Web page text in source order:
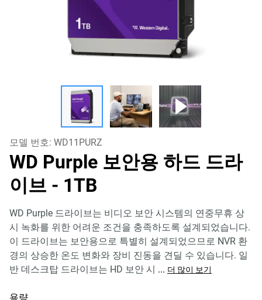
모델 번호: WD11PURZ
WD Purple 보안용 하드 드라
이브 - 1TB
WD Purple 드라이브는 비디오 보안 시스템의 연중무휴 상
시 녹화를 위한 어려운 조건을 충족하도록 설계되었습니다.
이 드라이브는 보안용으로 특별히 설계되었으므로 NVR 환
경의 상승한 온도 변화와 장비 진동을 견딜 수 있습니다. 일
반 데스크탑 드라이브는 HD 보안 시 ... 더 많이 보기
용량